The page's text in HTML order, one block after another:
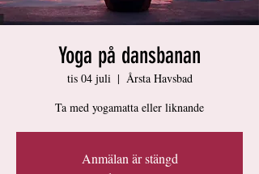
Yoga på dansbanan
tis 04 juli
  |
Årsta Havsbad
Ta med yogamatta eller liknande
Anmälan är stängd